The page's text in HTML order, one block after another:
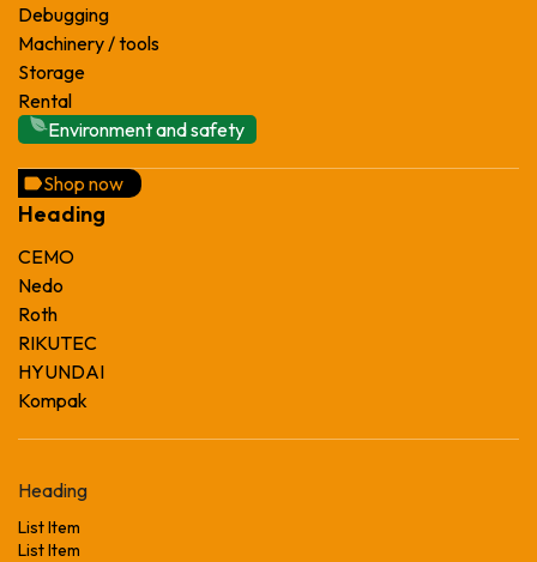
Debugging
Machinery / tools
Storage
Rental
Environment and safety
Shop now
Heading
CEMO
Nedo
Roth
RIKUTEC
HYUNDAI
Kompak
Heading
List Item
List Item